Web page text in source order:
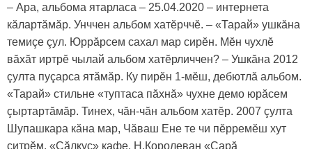
– Ара, альбома ятарласа – 25.04.2020 – интернета
кăлартăмăр. Унччен альбом хатӗрччӗ. – «Тарай» ушкăна
темиçе çул. Юррăрсем сахал мар сирӗн. Мӗн чухлӗ
вăхăт иртрӗ чылай альбом хатӗрличчен? – Ушкăна 2012
çулта пуçарса ятăмăр. Ку пирӗн 1-мӗш, дебютлă альбом.
«Тарай» стильне «туптаса пăхнă» чухне демо юрăсем
çыртартăмăр. Тинех, чăн-чăн альбом хатӗр. 2007 çулта
Шупашкара кăна мар, Чăваш Ене те чи пӗрремӗш хут
çитрӗм. «Çăлкуç» кафе. Н.Королеван «Сарă